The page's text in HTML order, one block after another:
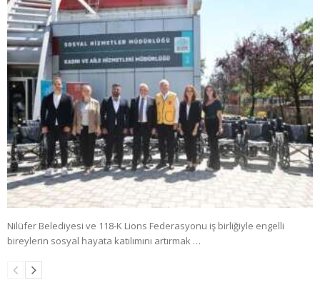
Nilüfer Belediyesi ve 118-K Lions Federasyonu iş birliğiyle engelli
bireylerin sosyal hayata katılımını artırmak …